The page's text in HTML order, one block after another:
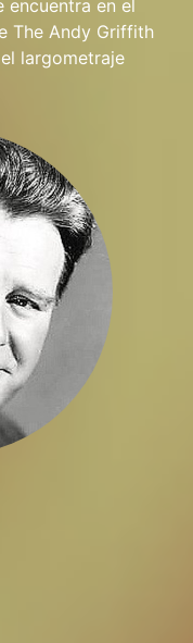
encuentra en el
The Andy Griffith
largometraje